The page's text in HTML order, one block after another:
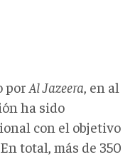
porAl Jazeera, en al
ha sido
con el objetivo
total, más de 350